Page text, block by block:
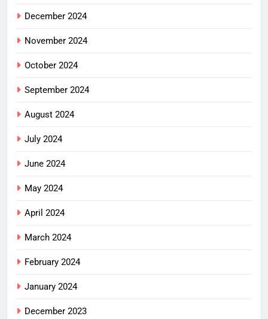
December 2024
November 2024
October 2024
September 2024
August 2024
July 2024
June 2024
May 2024
April 2024
March 2024
February 2024
January 2024
December 2023